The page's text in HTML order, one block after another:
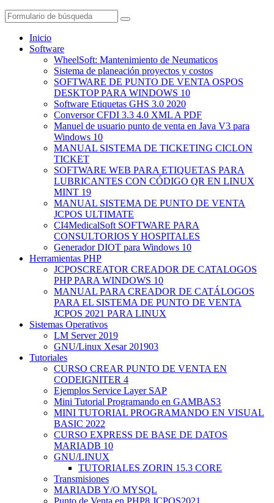
Buscar
Inicio
Software
WheelSoft: Mantenimiento de Neumaticos
Sistema de planeación proyectos y costos
SOFTWARE DE PUNTO DE VENTA OSPOS
DESKTOP PARA WINDOWS 10
Software Etiquetas GHS 3.0 2020
Conversor CFDI 3.3 4.0 XML A PDF
Manuel de usuario punto de venta en Java V3 para
Windows 10
MANUAL SISTEMA DE TICKETING CICLON
TICKET
SOFTWARE WEB PARA ETIQUETAS PARA
LUBRICANTES CON CÓDIGO QR EN LINUX
MINT 19
MANUAL SISTEMA DE PUNTO DE VENTA
JCPOS ULTIMATE
CI4MedicalSoft SOFTWARE PARA
CONSULTORIOS Y HOSPITALES
Generador DIOT para Windows 10
Herramientas PHP
JCPOSCREATOR CREADOR DE CATALOGOS
PHP PARA WINDOWS 10
MANUAL PARA CREADOR DE CATÁLOGOS
PARA EL SISTEMA DE PUNTO DE VENTA
JCPOS 2021 PARA LINUX
Sistemas Operativos
LM Server 2019
GNU/Linux Xesar 201903
Tutoriales
CURSO CREAR PUNTO DE VENTA EN
CODEIGNITER 4
Ejemplos Service Layer SAP
Mini Tutorial Programando en GAMBAS3
MINI TUTORIAL PROGRAMANDO EN VISUAL
BASIC 2022
CURSO EXPRESS DE BASE DE DATOS
MARIADB 10
GNU/LINUX
TUTORIALES ZORIN 15.3 CORE
Transmisiones
MARIADB Y/O MYSQL
Punto de Venta en PHP8 JCPOS2021